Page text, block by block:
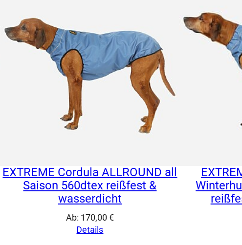
EXTREME Cordula ALLROUND all
Saison 560dtex reißfest &
wasserdicht
Ab: 170,00 €
Details